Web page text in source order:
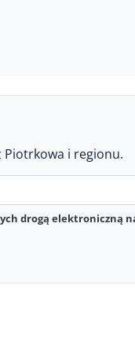
Piotrkowa i regionu.
drogą elektroniczną